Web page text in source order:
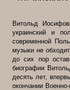
Витольд
украинский и
современной
музыки не
до сих пор
биографии
десять лет,
окончании